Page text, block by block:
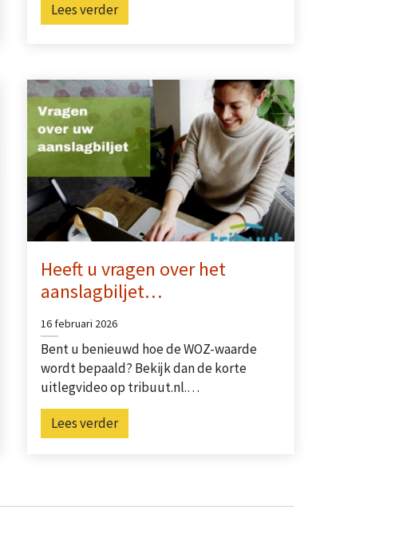
Lees verder
Heeft u vragen over het
aanslagbiljet…
16 februari 2026
Bent u benieuwd hoe de WOZ-waarde
wordt bepaald? Bekijk dan de korte
uitlegvideo op tribuut.nl.…
Lees verder